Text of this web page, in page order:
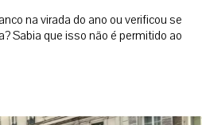
na virada do ano ou verificou se
Sabia que isso não é permitido ao